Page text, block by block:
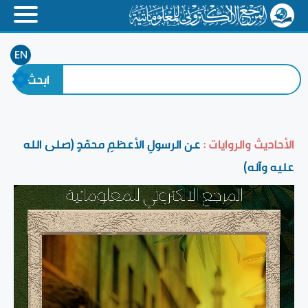
EN
الأحاديث والروايات :عن الرسولِ الأعظمِ محمّدٍ (صلى الله
عليه وآله)